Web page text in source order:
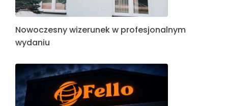
Nowoczesny wizerunek w profesjonalnym
wydaniu